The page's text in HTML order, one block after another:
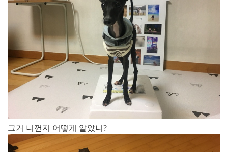
그거 니껀지 어떻게 알았니?​